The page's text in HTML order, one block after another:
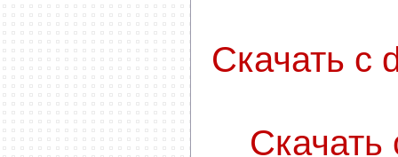
Скачать с
Скачать